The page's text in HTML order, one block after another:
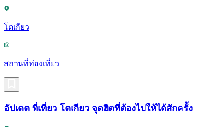
โตเกียว
สถานที่ท่องเที่ยว
อัปเดต ที่เที่ยว โตเกียว จุดฮิตที่ต้องไปให้ได้สักครั้ง